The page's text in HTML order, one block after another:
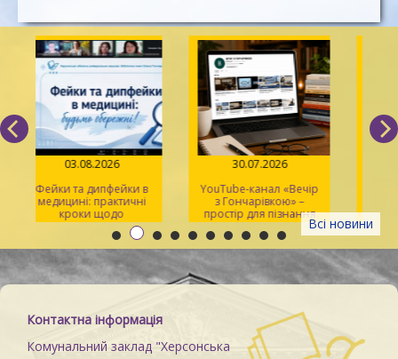
Всі новини
03.08.2026
Фейки та дипфейки в
медицині: практичні
кроки щодо
розпізнавання
30.07.2026
YouTube-канал «Вечір
з Гончарівкою» –
простір для пізнання
та натхнення
Контактна інформація
Комунальний заклад "Херсонська